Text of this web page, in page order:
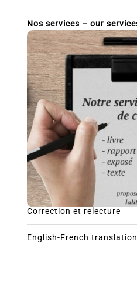
Nos services – our
Correction et relecture
English-French